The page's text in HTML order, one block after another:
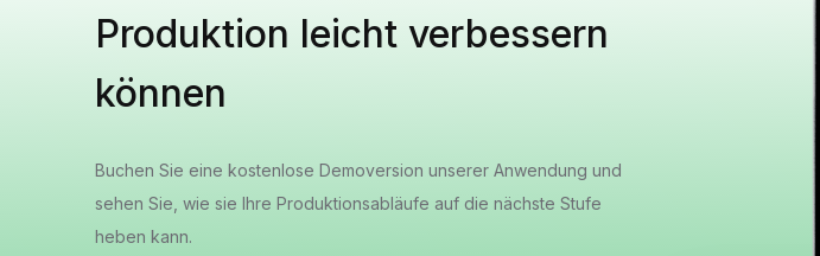
Produktion leicht verbessern
können
Buchen Sie eine kostenlose Demoversion unserer Anwendung und
sehen Sie, wie sie Ihre Produktionsabläufe auf die nächste Stufe
heben kann.